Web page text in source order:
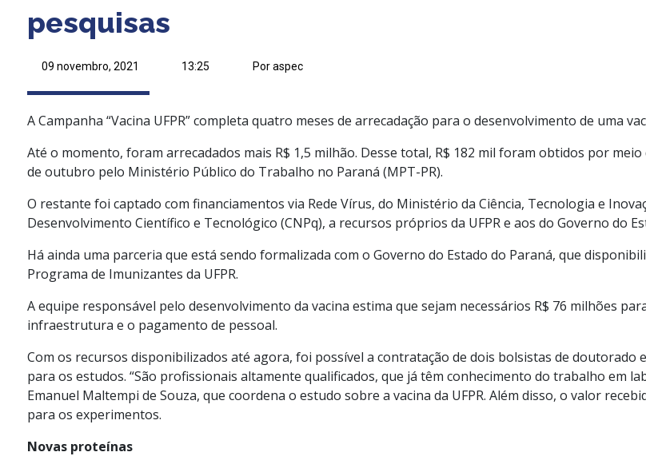
pesquisas
09 novembro, 2021 13:25 Por aspec
A Campanha “Vacina UFPR” completa quatro meses de arrecadação para o desenvolvimento de uma
Até o momento, foram arrecadados mais R$ 1,5 milhão. Desse total, R$ 182 mil foram obtidos por
de outubro pelo Ministério Público do Trabalho no Paraná (MPT-PR).
O restante foi captado com financiamentos via Rede Vírus, do Ministério da Ciência, Tecnologia e
Desenvolvimento Científico e Tecnológico (CNPq), a recursos próprios da UFPR e aos do Governo do
Há ainda uma parceria que está sendo formalizada com o Governo do Estado do Paraná, que
Programa de Imunizantes da UFPR.
A equipe responsável pelo desenvolvimento da vacina estima que sejam necessários R$ 76 milhões
infraestrutura e o pagamento de pessoal.
Com os recursos disponibilizados até agora, foi possível a contratação de dois bolsistas de
para os estudos. “São profissionais altamente qualificados, que já têm conhecimento do trabalho em
Emanuel Maltempi de Souza, que coordena o estudo sobre a vacina da UFPR. Além disso, o valor
para os experimentos.
Novas proteínas